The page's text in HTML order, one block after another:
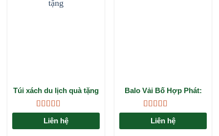
Túi xách du lịch quà tặng
ngân hàng ACB: Chất
lượng, tiện lợi và đẳng
cấp
Được xếp
hạng4.675
sao
Liên hệ
Balo Vải Bố Hợp Phát:
Giải Pháp Đựng Đồ Bền
Bỉ, Phong Cách Cho Mọi
Nhu Cầu
Được xếp
hạng4.675
sao
Liên hệ